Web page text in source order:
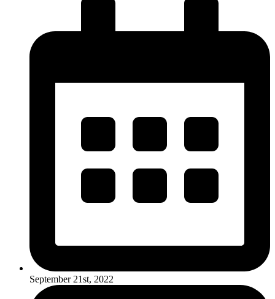
September 21st, 2022